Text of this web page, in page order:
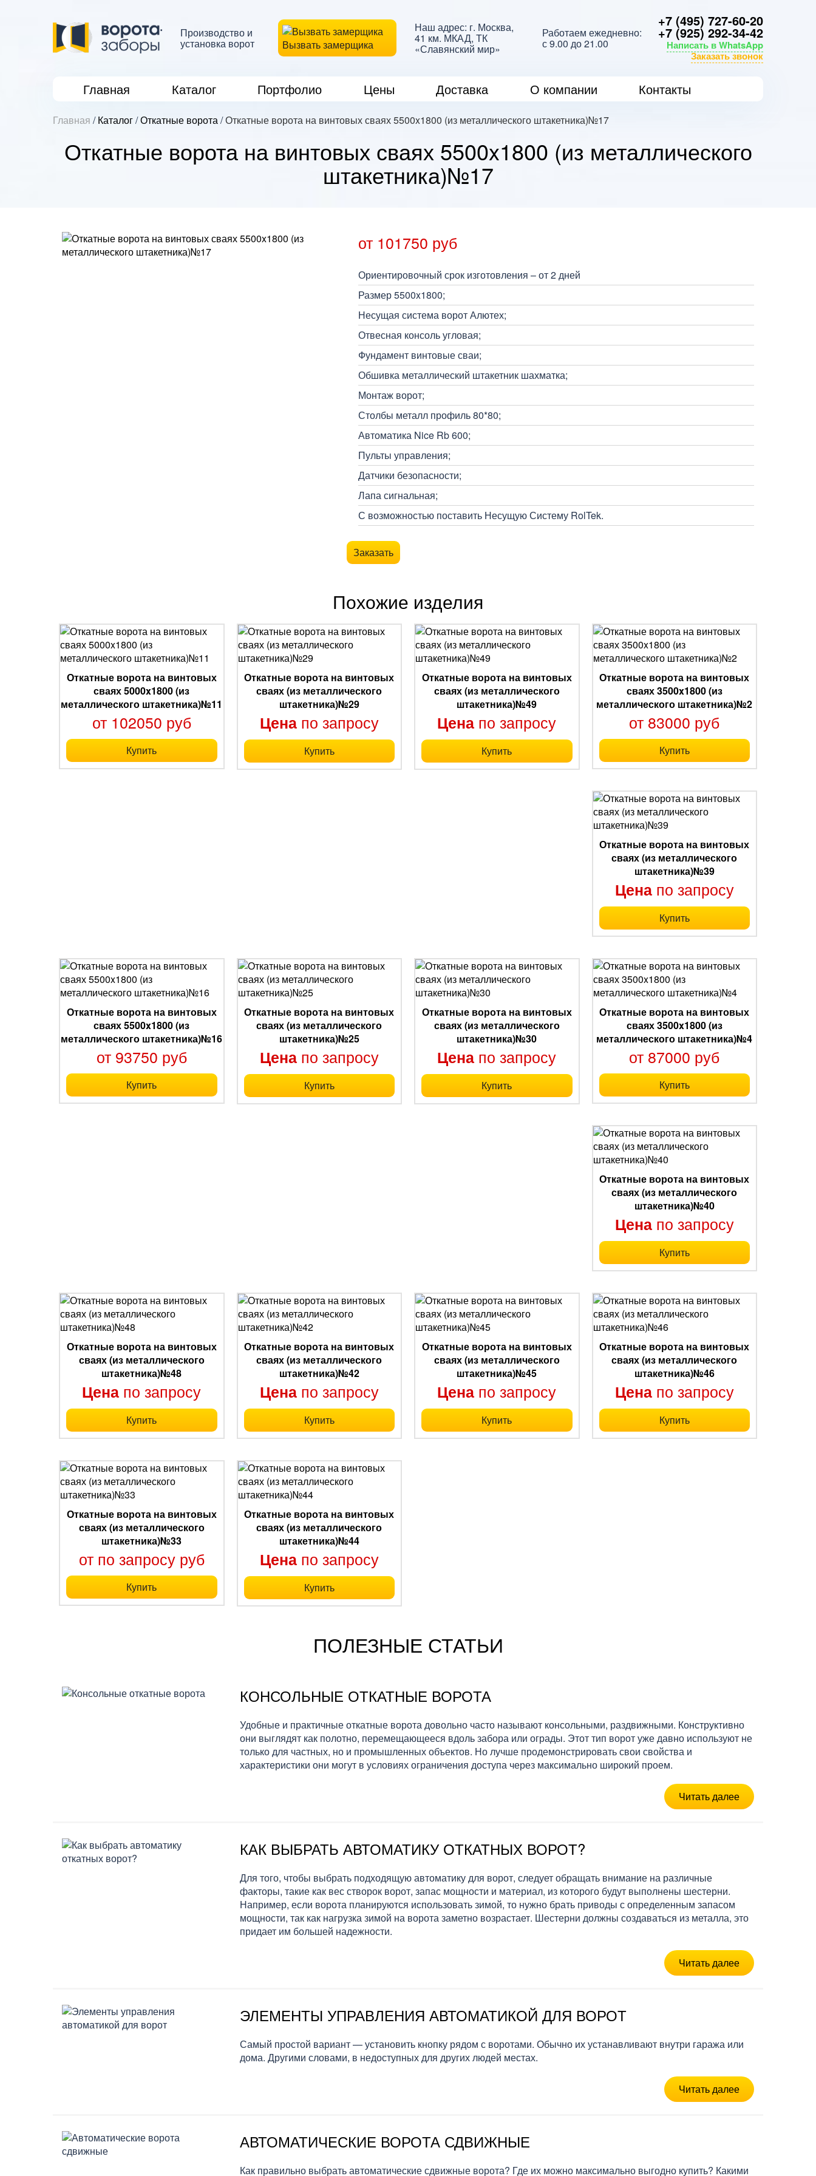
Производство и
установка ворот Вызвать замерщика
Наш адрес: г. Москва,
41 км. МКАД, ТК
«Славянский мир»
Работаем ежедневно:
с 9.00 до 21.00
+7 (495) 727-60-20
+7 (925) 292-34-42
Написать в WhatsApp
Заказать звонок
Главная Каталог Портфолио Цены Доставка О компании Контакты
Главная /Каталог/Откатные ворота/Откатные ворота на винтовых сваях 5500x1800 (из металлического штакетника)№17
Откатные ворота на винтовых сваях 5500x1800 (из металлического
штакетника)№17
от 101750 руб
Ориентировочный срок изготовления – от 2 дней
Размер 5500x1800;
Несущая система ворот Алютех;
Отвесная консоль угловая;
Фундамент винтовые сваи;
Обшивка металлический штакетник шахматка;
Монтаж ворот;
Столбы металл профиль 80*80;
Автоматика Nice Rb 600;
Пульты управления;
Датчики безопасности;
Лапа сигнальная;
С возможностью поставить Несущую Систему RolTek.
Заказать
Похожие изделия
Откатные ворота на винтовых
сваях 5000x1800 (из
металлического штакетника)№11
от 102050 руб
Купить
Откатные ворота на винтовых
сваях (из металлического
штакетника)№29
Ценапо запросу
Купить
Откатные ворота на винтовых
сваях (из металлического
штакетника)№49
Цена по запросу
Купить
Откатные ворота на винтовых
сваях 3500x1800 (из
металлического штакетника)№2
от 83000 руб
Купить
Откатные ворота на винтовых
сваях (из металлического
штакетника)№39
Ценапо запросу
Купить
Откатные ворота на винтовых
сваях 5500x1800 (из
металлического штакетника)№16
от 93750 руб
Купить
Откатные ворота на винтовых
сваях (из металлического
штакетника)№25
Ценапо запросу
Купить
Откатные ворота на винтовых
сваях (из металлического
штакетника)№30
Цена по запросу
Купить
Откатные ворота на винтовых
сваях 3500x1800 (из
металлического штакетника)№4
от 87000 руб
Купить
Откатные ворота на винтовых
сваях (из металлического
штакетника)№40
Ценапо запросу
Купить
Откатные ворота на винтовых
сваях (из металлического
штакетника)№48
Цена по запросу
Купить
Откатные ворота на винтовых
сваях (из металлического
штакетника)№42
Ценапо запросу
Купить
Откатные ворота на винтовых
сваях (из металлического
штакетника)№45
Цена по запросу
Купить
Откатные ворота на винтовых
сваях (из металлического
штакетника)№46
Ценапо запросу
Купить
Откатные ворота на винтовых
сваях (из металлического
штакетника)№33
от по запросу руб
Купить
Откатные ворота на винтовых
сваях (из металлического
штакетника)№44
Ценапо запросу
Купить
ПОЛЕЗНЫЕ СТАТЬИ
КОНСОЛЬНЫЕ ОТКАТНЫЕ ВОРОТА
Удобные и практичные откатные ворота довольно часто называют консольными, раздвижными. Конструктивно
они выглядят как полотно, перемещающееся вдоль забора или ограды. Этот тип ворот уже давно используют не
только для частных, но и промышленных объектов. Но лучше продемонстрировать свои свойства и
характеристики они могут в условиях ограничения доступа через максимально широкий проем.
Читать далее
КАК ВЫБРАТЬ АВТОМАТИКУ ОТКАТНЫХ ВОРОТ?
Для того, чтобы выбрать подходящую автоматику для ворот, следует обращать внимание на различные
факторы, такие как вес створок ворот, запас мощности и материал, из которого будут выполнены шестерни.
Например, если ворота планируются использовать зимой, то нужно брать приводы с определенным запасом
мощности, так как нагрузка зимой на ворота заметно возрастает. Шестерни должны создаваться из металла, это
придает им большей надежности.
Читать далее
ЭЛЕМЕНТЫ УПРАВЛЕНИЯ АВТОМАТИКОЙ ДЛЯ ВОРОТ
Самый простой вариант — установить кнопку рядом с воротами. Обычно их устанавливают внутри гаража или
дома. Другими словами, в недоступных для других людей местах.
Читать далее
АВТОМАТИЧЕСКИЕ ВОРОТА СДВИЖНЫЕ
Как правильно выбрать автоматические сдвижные ворота? Где их можно максимально выгодно купить? Какими